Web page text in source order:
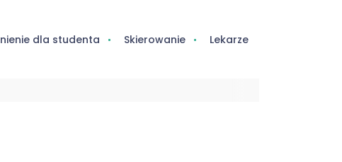
dla studenta Skierowanie Lekarze